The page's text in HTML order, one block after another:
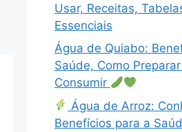
Usar, Receitas,
Essenciais
Água de Quiabo:
Saúde, Como
Consumir
Água de Arroz:
Benefícios para a